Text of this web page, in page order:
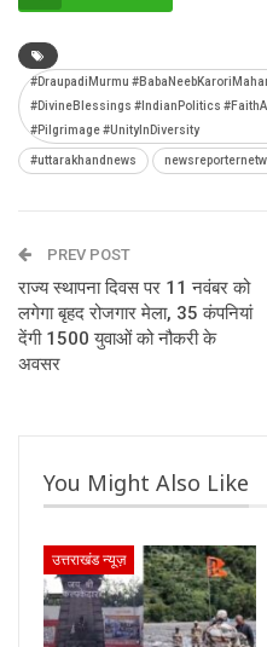
#DraupadiMurmu
#DivineBlessings #IndianPolitics
#Pilgrimage #UnityInDiversity
#uttarakhandnews
PREV POST
राज्य स्थापना दिवस पर 11 नवंबर को
लगेगा बृहद रोजगार मेला, 35 कंपनियां
देंगी 1500 युवाओं को नौकरी के
अवसर
You Might Also Like
उत्तराखंड न्यूज़